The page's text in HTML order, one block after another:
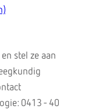
stel ze aan
0413 - 40